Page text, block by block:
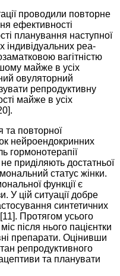
проводили пов­торне
ефективності
планування наступної
індивідуальних реа­
вагітністю
майже в усіх
овуляторний
репродуктивну
майже в усіх
та повторної
нейроендокринних
гормонотерапії
приділяють достатньої
статус жінки.
функції є
У цій ситуації добре
синтетичних
Протягом усього
після нього пацієнтки
препарати. Оцінивши
репродуктивного
та планувати